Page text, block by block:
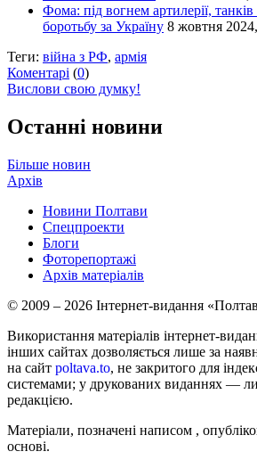
Фома: під вогнем артилерії,
боротьбу за Україну 8 жовтня
Теги: війна з РФ, армія
Коментарі (0)
Вислови свою думку!
Останні новини
Більше новин
Архів
Новини Полтави
Спецпроекти
Блоги
Фоторепортажі
Архів матеріалів
© 2009 – 2026 Інтернет-видання
Використання матеріалів інтернет-
інших сайтах дозволяється лише за
на сайт poltava.to, не закритого для
системами; у друкованих виданнях —
редакцією.
Матеріали, позначені написом ,
основі.